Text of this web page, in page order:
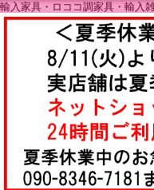
輸入家具・ロココ調家具・輸